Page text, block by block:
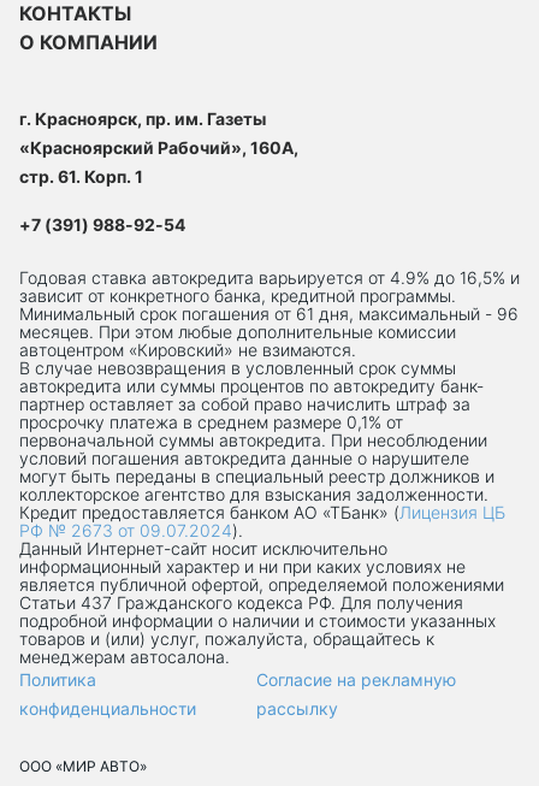
КОНТАКТЫ
О КОМПАНИИ
г. Красноярск, пр. им. Газеты
«Красноярский Рабочий», 160А,
стр. 61. Корп. 1
+7 (391) 988-92-54
Годовая ставка автокредита варьируется от 4.9% до 16,5% и
зависит от конкретного банка, кредитной программы.
Минимальный срок погашения от 61 дня, максимальный - 96
месяцев. При этом любые дополнительные комиссии
автоцентром «Кировский» не взимаются.
В случае невозвращения в условленный срок суммы
автокредита или суммы процентов по автокредиту банк-
партнер оставляет за собой право начислить штраф за
просрочку платежа в среднем размере 0,1% от
первоначальной суммы автокредита. При несоблюдении
условий погашения автокредита данные о нарушителе
могут быть переданы в специальный реестр должников и
коллекторское агентство для взыскания задолженности.
Кредит предоставляется банком АО «ТБанк» (Лицензия ЦБ
РФ № 2673 от 09.07.2024).
Данный Интернет-сaйт носит исключительно
информационный характер и ни при каких условиях не
является публичной офертой, определяемой положениями
Статьи 437 Гражданского кодекса РФ. Для получения
подробной информации о наличии и стоимости указанных
товаров и (или) услуг, пожалуйста, обращайтесь к
менеджерам автосалона.
Политика
конфиденциальности
Согласие на рекламную
рассылку
ООО «МИР АВТО»